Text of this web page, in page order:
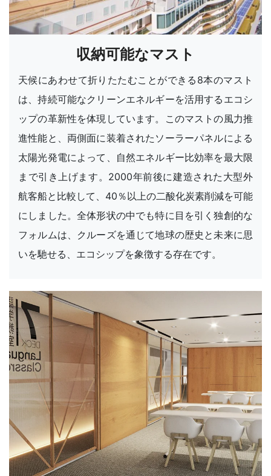
収納可能なマスト
天候にあわせて折りたたむことができる8本のマスト
は、持続可能なクリーンエネルギーを活用するエコシ
ップの革新性を体現しています。このマストの風力推
進性能と、両側面に装着されたソーラーパネルによる
太陽光発電によって、自然エネルギー比効率を最大限
まで引き上げます。2000年前後に建造された大型外
航客船と比較して、40％以上の二酸化炭素削減を可能
にしました。全体形状の中でも特に目を引く独創的な
フォルムは、クルーズを通じて地球の歴史と未来に思
いを馳せる、エコシップを象徴する存在です。